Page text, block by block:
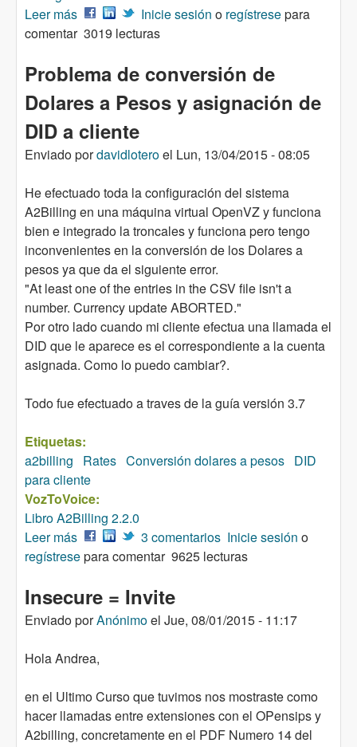
Leer más sobre Enviar mensajes de billing a endpoints
Inicie sesión o regístresepara
comentar 3019 lecturas
Problema de conversión de
Dolares a Pesos y asignación de
DID a cliente
Enviado pordavidloteroel Lun, 13/04/2015 - 08:05
He efectuado toda la configuración del sistema
A2Billing en una máquina virtual OpenVZ y funciona
bien e integrado la troncales y funciona pero tengo
inconvenientes en la conversión de los Dolares a
pesos ya que da el siguiente error.
"At least one of the entries in the CSV file isn't a
number. Currency update ABORTED."
Por otro lado cuando mi cliente efectua una llamada el
DID que le aparece es el correspondiente a la cuenta
asignada. Como lo puedo cambiar?.
Todo fue efectuado a traves de la guía versión 3.7
Etiquetas:
a2billing
Rates Conversión dolares a pesos DID
para cliente
VozToVoice:
Libro A2Billing 2.2.0
Leer más sobre Problema de conversión de Dolares a
Pesos y asignación de DID a cliente
3 comentarios Inicie sesión o
regístresepara comentar 9625 lecturas
Insecure = Invite
Enviado porAnónimoel Jue, 08/01/2015 - 11:17
Hola Andrea,
en el Ultimo Curso que tuvimos nos mostraste como
hacer llamadas entre extensiones con el OPensips y
A2billing, concretamente en el PDF Numero 14 del